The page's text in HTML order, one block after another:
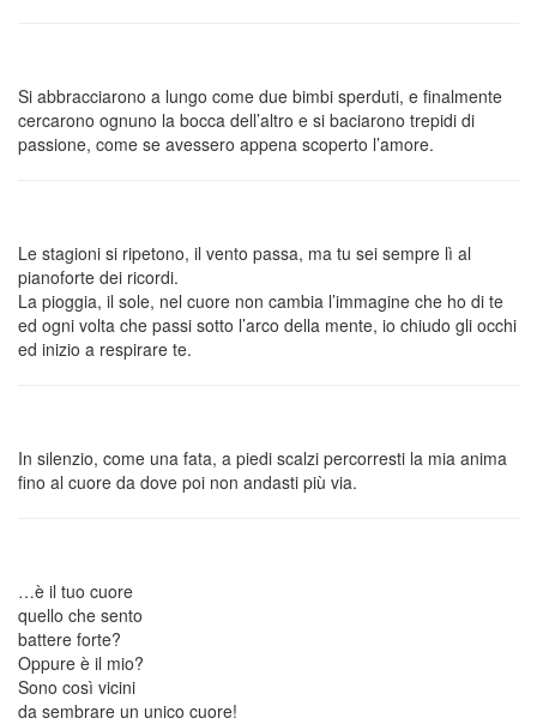
Si abbracciarono a lungo come due bimbi sperduti, e finalmente
cercarono ognuno la bocca dell’altro e si baciarono trepidi di
passione, come se avessero appena scoperto l’amore.
Le stagioni si ripetono, il vento passa, ma tu sei sempre lì al
pianoforte dei ricordi.
La pioggia, il sole, nel cuore non cambia l’immagine che ho di te
ed ogni volta che passi sotto l’arco della mente, io chiudo gli occhi
ed inizio a respirare te.
In silenzio, come una fata, a piedi scalzi percorresti la mia anima
fino al cuore da dove poi non andasti più via.
…è il tuo cuore
quello che sento
battere forte?
Oppure è il mio?
Sono così vicini
da sembrare un unico cuore!